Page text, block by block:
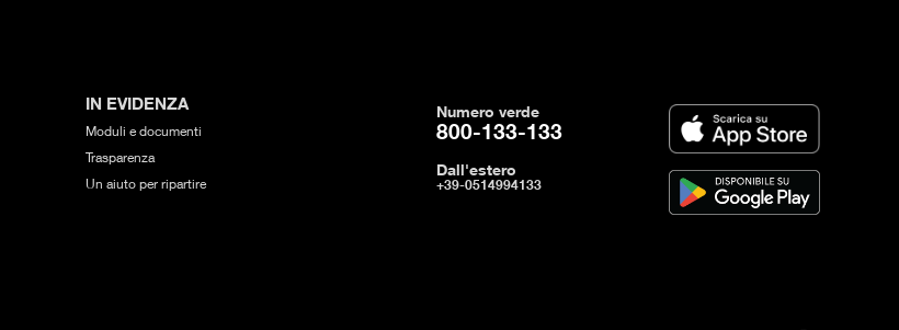
IN EVIDENZA
Moduli e documenti
Trasparenza
Un aiuto per ripartire
Numero verde
800-133-133
Dall'estero
+39-0514994133